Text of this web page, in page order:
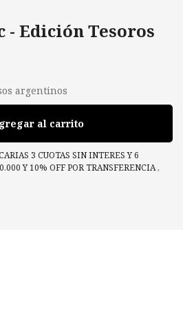
- Edición Tesoros
argentinos
al carrito
3 CUOTAS SIN INTERES Y 6
Y 10% OFF POR TRANSFERENCIA ,